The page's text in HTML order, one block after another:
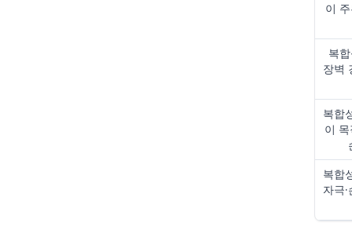
이
복
장벽
복합
이
복합
자극